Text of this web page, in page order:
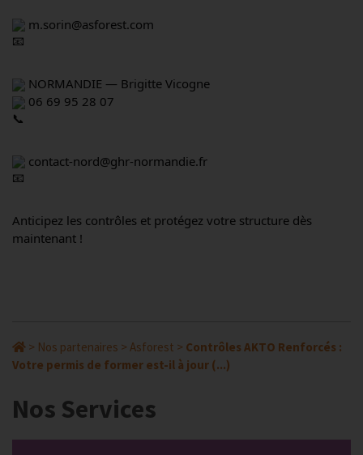
m.sorin@asforest.com
NORMANDIE — Brigitte Vicogne
06 69 95 28 07
contact-nord@ghr-normandie.fr
Anticipez les contrôles et protégez votre structure dès
maintenant !
> Nos partenaires > Asforest > Contrôles AKTO Renforcés :
Votre permis de former est-il à jour (...)
Nos Services